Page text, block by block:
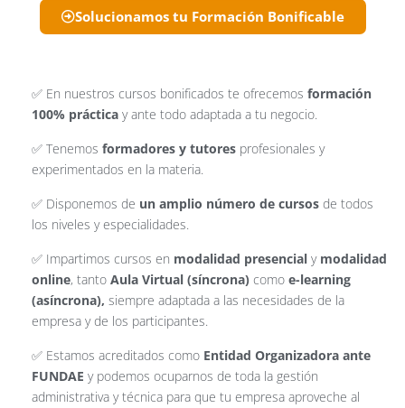
Solucionamos tu Formación Bonificable
✅ En nuestros cursos bonificados te ofrecemos formación
100% práctica y ante todo adaptada a tu negocio.
✅ Tenemos formadores y tutores profesionales y
experimentados en la materia.
✅ Disponemos de un amplio número de cursos de todos
los niveles y especialidades.
✅ Impartimos cursos en modalidad presencial y modalidad
online, tanto Aula Virtual (síncrona) como e-learning
(asíncrona), siempre adaptada a las necesidades de la
empresa y de los participantes.
✅ Estamos acreditados como Entidad Organizadora ante
FUNDAE y podemos ocuparnos de toda la gestión
administrativa y técnica para que tu empresa aproveche al